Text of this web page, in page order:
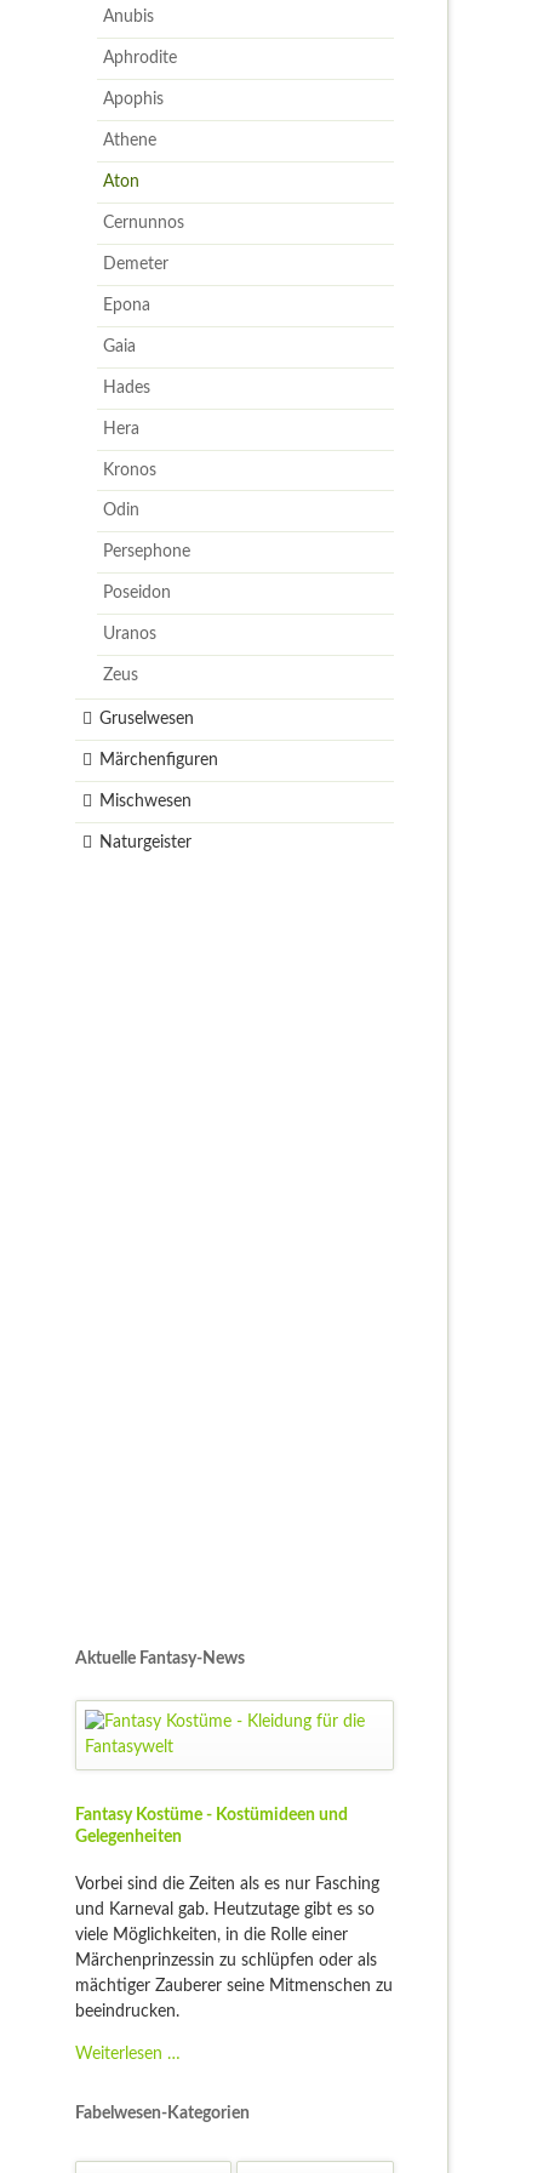
Anubis
Aphrodite
Apophis
Athene
Aton
Cernunnos
Demeter
Epona
Gaia
Hades
Hera
Kronos
Odin
Persephone
Poseidon
Uranos
Zeus
Gruselwesen
Märchenfiguren
Mischwesen
Naturgeister
Aktuelle Fantasy-News
Fantasy Kostüme - Kostümideen und
Gelegenheiten
Vorbei sind die Zeiten als es nur Fasching
und Karneval gab. Heutzutage gibt es so
viele Möglichkeiten, in die Rolle einer
Märchenprinzessin zu schlüpfen oder als
mächtiger Zauberer seine Mitmenschen zu
beeindrucken.
Weiterlesen …Fantasy
-
Fabelwesen-Kategorien